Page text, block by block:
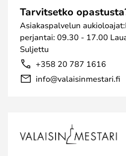
Tarvitsetko
Asiakaspalvelun
perjantai: 09.30 - 17.00
Suljettu
+358 20 787 1616
info@valaisinmestari.fi